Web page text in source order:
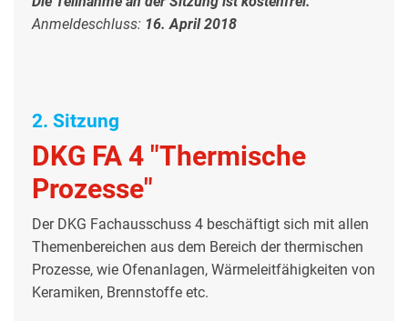
Anmeldeschluss: 16. April 2018
2. Sitzung
DKG FA 4 "Thermische
Prozesse"
Der DKG Fachausschuss 4 beschäftigt sich mit allen
Themenbereichen aus dem Bereich der thermischen
Prozesse, wie Ofenanlagen, Wärmeleitfähigkeiten von
Keramiken, Brennstoffe etc.